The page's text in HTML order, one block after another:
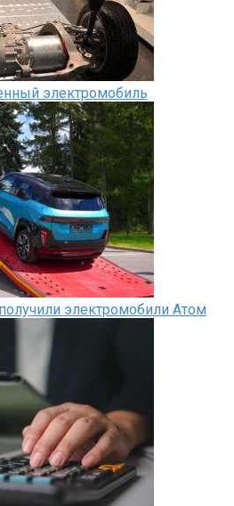
электромобиль
электромобили Атом